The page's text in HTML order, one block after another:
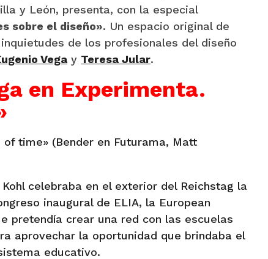
y León, presenta, con la especial
sobre el diseño». Un espacio original de
de los profesionales del diseño
Vega y Teresa Jular.
en Experimenta.
time» (Bender en Futurama, Matt
celebraba en el exterior del Reichstag la
inaugural de ELIA, la European
pretendía crear una red con las escuelas
aprovechar la oportunidad que brindaba el
educativo.